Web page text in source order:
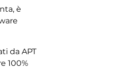
è
da APT
100%